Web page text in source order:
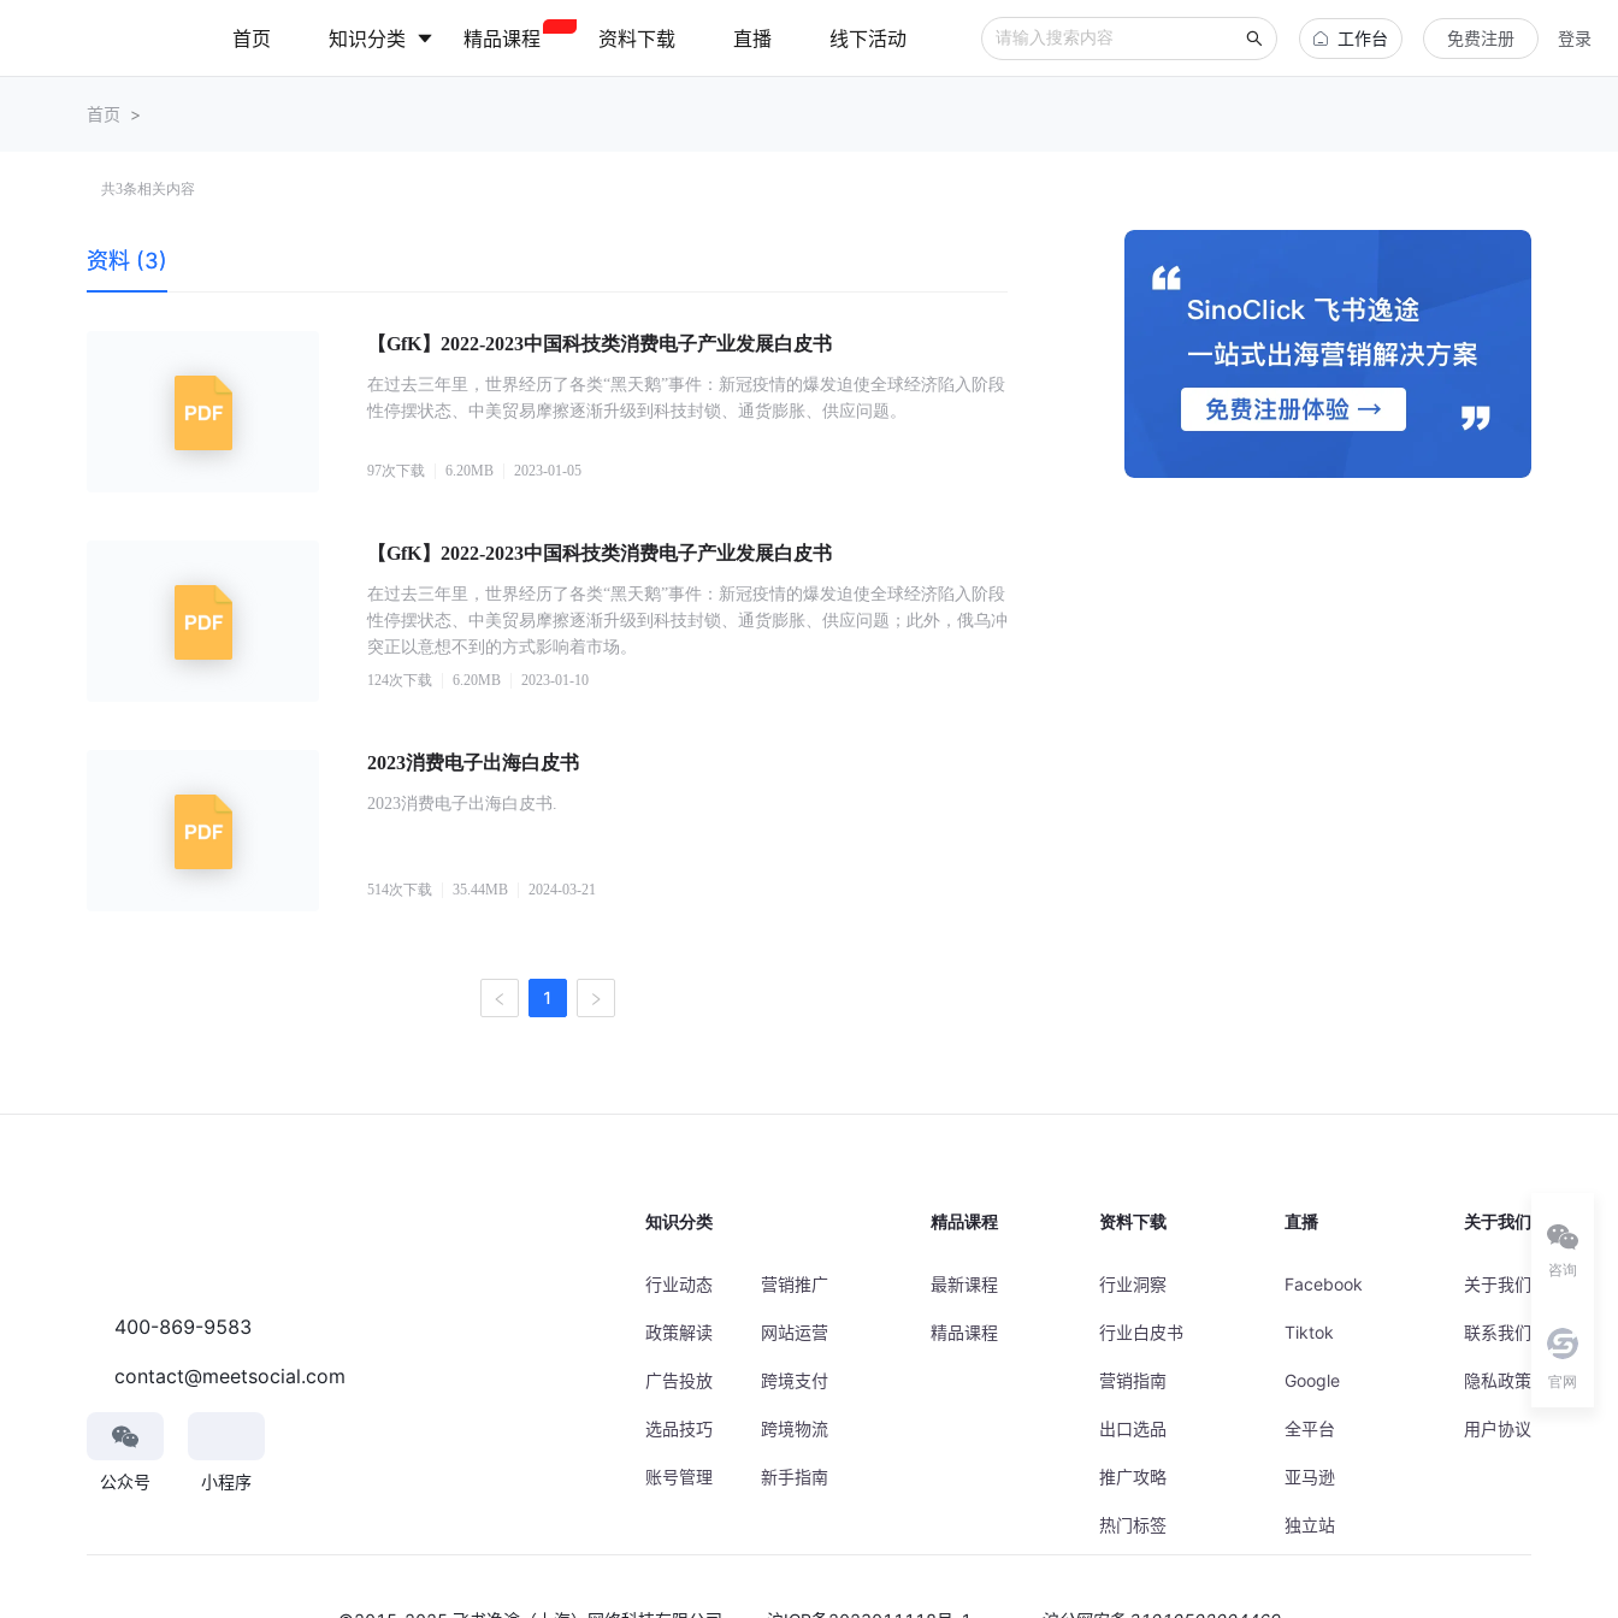
首页 知识分类 精品课程 资料下载 直播 线下活动 工作台 免费注册 登录
咨询
官网
首页 >
共3条相关内容
资料 (3)
【GfK】2022-2023中国科技类消费电子产业发展白皮书
在过去三年里，世界经历了各类“黑天鹅”事件：新冠疫情的爆发迫使全球经济陷入阶段
性停摆状态、中美贸易摩擦逐渐升级到科技封锁、通货膨胀、供应问题。
97次下载 6.20MB 2023-01-05
【GfK】2022-2023中国科技类消费电子产业发展白皮书
在过去三年里，世界经历了各类“黑天鹅”事件：新冠疫情的爆发迫使全球经济陷入阶段
性停摆状态、中美贸易摩擦逐渐升级到科技封锁、通货膨胀、供应问题；此外，俄乌冲
突正以意想不到的方式影响着市场。
124次下载 6.20MB 2023-01-10
2023消费电子出海白皮书
2023消费电子出海白皮书.
514次下载 35.44MB 2024-03-21
1
400-869-9583
contact@meetsocial.com
公众号 小程序
知识分类
行业动态 营销推广
政策解读 网站运营
广告投放 跨境支付
选品技巧 跨境物流
账号管理 新手指南
精品课程
最新课程
精品课程
资料下载
行业洞察
行业白皮书
营销指南
出口选品
推广攻略
热门标签
直播
Facebook
Tiktok
Google
全平台
亚马逊
独立站
关于我们
关于我们
联系我们
隐私政策
用户协议